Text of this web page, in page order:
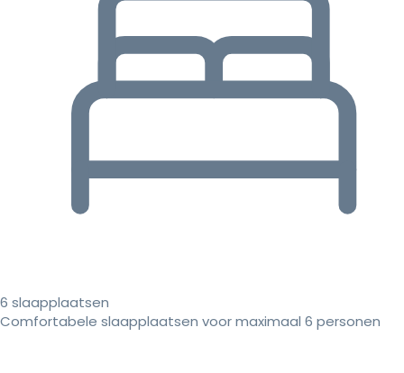
6 slaapplaatsen
Comfortabele slaapplaatsen voor maximaal 6 personen